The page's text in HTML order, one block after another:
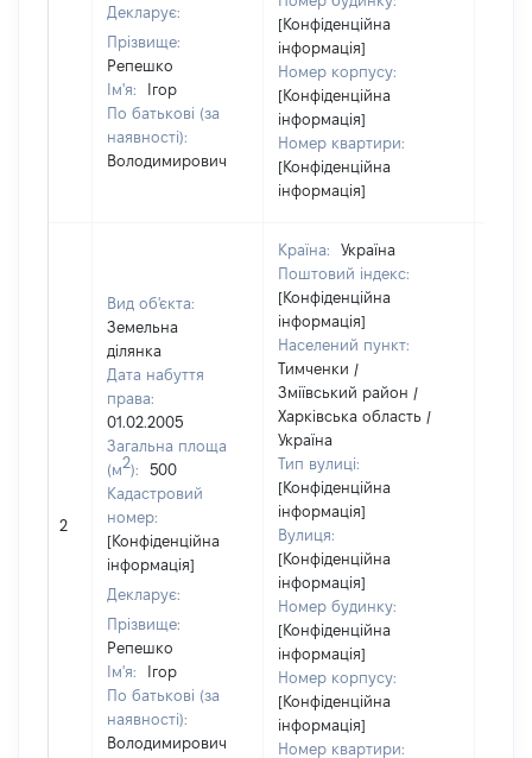
Декларує:
Прізвище:
Репешко
Ім'я:
Ігор
По батькові (за
наявності):
Володимирович
[Конфіденційна
інформація]
Номер корпусу:
[Конфіденційна
інформація]
Номер квартири:
[Конфіденційна
інформація]
2
Вид об'єкта:
Земельна
ділянка
Дата набуття
права:
01.02.2005
Загальна площа
(м2):
500
Кадастровий
номер:
[Конфіденційна
інформація]
Декларує:
Прізвище:
Репешко
Ім'я:
Ігор
По батькові (за
наявності):
Володимирович
Країна:
Україна
Поштовий індекс:
[Конфіденційна
інформація]
Населений пункт:
Тимченки /
Зміївський район /
Харківська область /
Україна
Тип вулиці:
[Конфіденційна
інформація]
Вулиця:
[Конфіденційна
інформація]
Номер будинку:
[Конфіденційна
інформація]
Номер корпусу:
[Конфіденційна
інформація]
Номер квартири: